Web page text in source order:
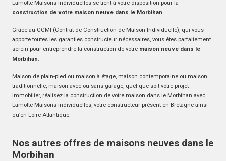
Lamotte Maisons individuelles se tient à votre disposition pour la
construction de votre maison neuve dans le Morbihan.
Grâce au CCMI (Contrat de Construction de Maison Individuelle), qui vous
apporte toutes les garanties constructeur nécessaires, vous êtes parfaitement
serein pour entreprendre la construction de votre maison neuve dans le
Morbihan.
Maison de plain-pied ou maison à étage, maison contemporaine ou maison
traditionnelle, maison avec ou sans garage, quel que soit votre projet
immobilier, réalisez la construction de votre maison dans le Morbihan avec
Lamotte Maisons individuelles, votre constructeur présent en Bretagne ainsi
qu’en Loire-Atlantique.
Nos autres offres de maisons neuves dans le
Morbihan